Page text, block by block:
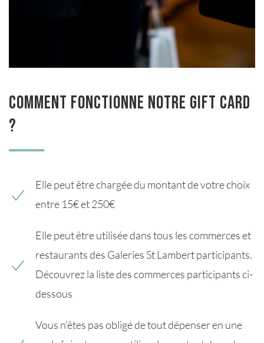
Comment fonctionne notre Gift Card
?
Elle peut être chargée du montant de votre choix
entre 15€ et 250€
Elle peut être utilisée dans tous les commerces et
restaurants des Galeries St Lambert participants.
Découvrez la liste des commerces participants ci-
dessous
Vous n’êtes pas obligé de tout dépenser en une